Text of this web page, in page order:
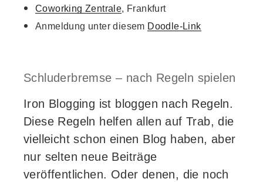
Coworking Zentrale, Frankfurt
Anmeldung unter diesem Doodle-Link
Schluderbremse – nach Regeln spielen
Iron Blogging ist bloggen nach Regeln.
Diese Regeln helfen allen auf Trab, die
vielleicht schon einen Blog haben, aber
nur selten neue Beiträge
veröffentlichen. Oder denen, die noch